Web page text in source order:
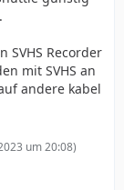
SVHS Recorder
mit SVHS an
andere kabel
um 20:08)